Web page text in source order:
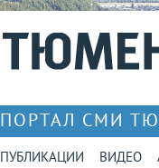
ПОРТАЛ СМИ
ПУБЛИКАЦИИ ВИДЕО